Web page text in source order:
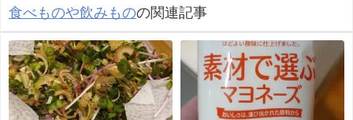
食べものや飲みものの関連記事